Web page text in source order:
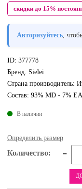
скидки до 15%
Авторизуйтесь,
ID: 377778
Бренд: Sielei
Страна производитель:
Состав: 93% MD - 7% EA
В наличии
Определить размер
Количество: -